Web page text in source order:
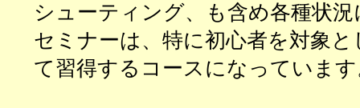
シューティング、も含め各種状
セミナーは、特に初心者を対象
て習得するコースになっていま